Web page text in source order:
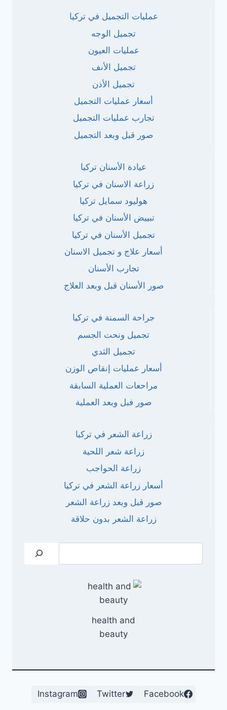
عمليات التجميل في تركيا
تجميل الوجه
عمليات العيون
تجميل الأنف
تجميل الأذن
أسعار عمليات التجميل
تجارب عمليات التجميل
صور قبل وبعد التجميل
عيادة الأسنان تركيا
زراعة الاسنان في تركيا
هوليود سمايل تركيا
تبييض الأسنان في تركيا
تجميل الأسنان في تركيا
أسعار علاج و تجميل الاسنان
تجارب الأسنان
صور الأسنان قبل وبعد العلاج
جراحة السمنة في تركيا
تجميل ونحت الجسم
تجميل الثدي
أسعار عمليات إنقاص الوزن
مراحعات العملية السابقة
صور فبل وبعد العملية
زراعة الشعر في تركيا
زراعة شعر اللحية
زراعة الحواجب
أسعار زراعة الشعر في تركيا
صور قبل وبعد زراعة الشعر
زراعة الشعر بدون حلاقة
health and
beauty
Facebook
Twitter
Instagram